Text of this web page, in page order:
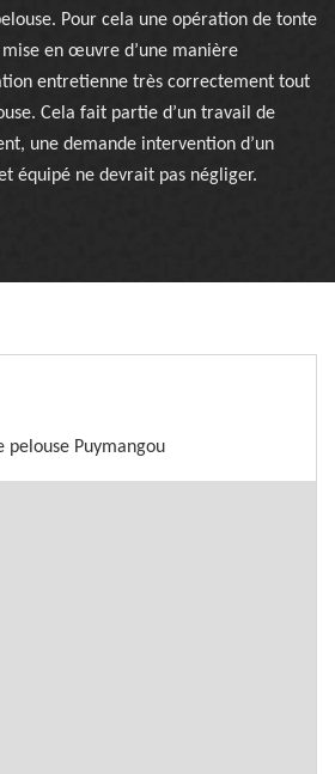
Pour cela une opération de tonte
en œuvre d’une manière
entretienne très correctement tout
Cela fait partie d’un travail de
une demande intervention d’un
équipé ne devrait pas négliger.
pelouse Puymangou